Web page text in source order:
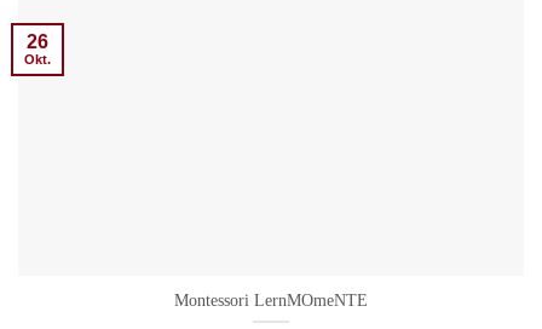
Montessori LernMOmeNTE
26
Okt.